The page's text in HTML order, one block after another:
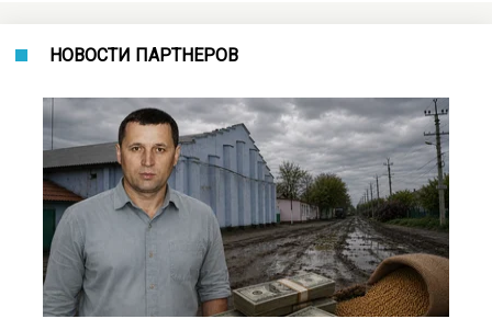
НОВОСТИ ПАРТНЕРОВ